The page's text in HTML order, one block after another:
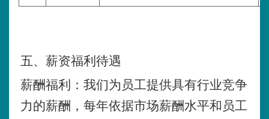
五、薪资福利待遇
薪酬福利：我们为员工提供具有行业竞争
力的薪酬，每年依据市场薪酬水平和员工